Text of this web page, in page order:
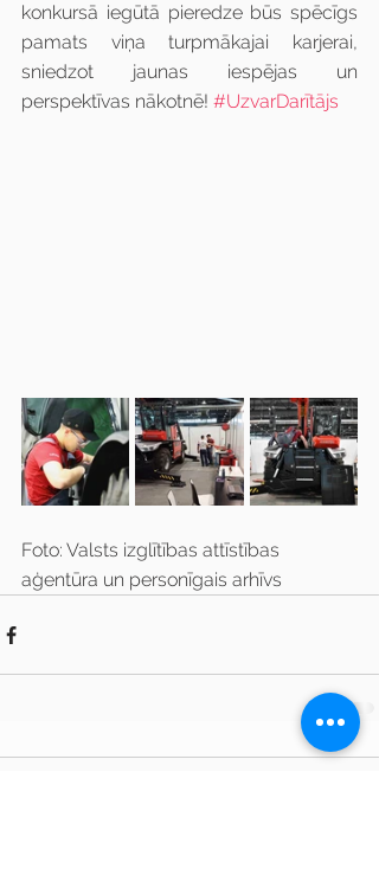
konkursā iegūtā pieredze būs spēcīgs
pamats viņa turpmākajai karjerai,
sniedzot jaunas iespējas un
perspektīvas nākotnē! #UzvarDarītājs
Foto: Valsts izglītības attīstības
aģentūra un personīgais arhīvs